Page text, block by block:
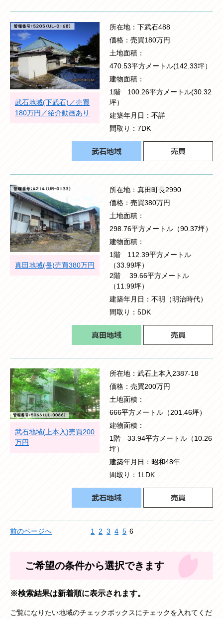
武石地域(下武石)／売買
180万円／紹介動画あり
所在地
下武石488
価格
売買180万円
土地面積
470.53平方メートル(142.33坪）
建物面積
1階 100.26平方メートル(30.32
坪）
建築年月日
不詳
間取り
7DK
真田地域(長)売買380万円
所在地
真田町長2990
価格
売買380万円
土地面積
298.76平方メートル（90.37坪）
建物面積
1階 112.39平方メートル
（33.99坪）
2階 39.66平方メートル
（11.99坪）
建築年月日
不明（明治時代）
間取り
5DK
武石地域(上本入)売買200
万円
所在地
武石上本入2387-18
価格
売買200万円
土地面積
666平方メートル（201.46坪）
建物面積
1階 33.94平方メートル（10.26
坪）
建築年月日
昭和48年
間取り
1LDK
前のページへ 1 2 3 4 5 6
ご希望の条件から選択できます
※検索結果は新着順に表示されます。
ご覧になりたい地域のチェックボックスにチェックを入れてくだ